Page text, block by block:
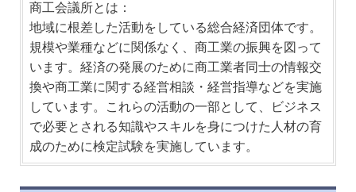
商工会議所とは：
地域に根差した活動をしている総合経済団体です。
規模や業種などに関係なく、商工業の振興を図って
います。経済の発展のために商工業者同士の情報交
換や商工業に関する経営相談・経営指導などを実施
しています。これらの活動の一部として、ビジネス
で必要とされる知識やスキルを身につけた人材の育
成のために検定試験を実施しています。